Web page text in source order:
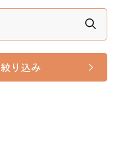
絞り込み